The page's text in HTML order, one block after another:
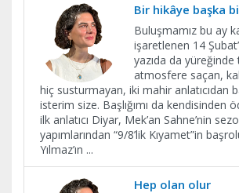
Bir hikâye başka
Buluşmamız bu ay
işaretlenen 14
yazıda da yüreğinde
atmosfere saçan,
hiç susturmayan, iki mahir anlatıcıdan
isterim size. Başlığımı da kendisinden
ilk anlatıcı Diyar, Mek’an Sahne’nin
yapımlarından “9/8’lik Kıyamet”in
Yılmaz’ın ...
Hep olan olur